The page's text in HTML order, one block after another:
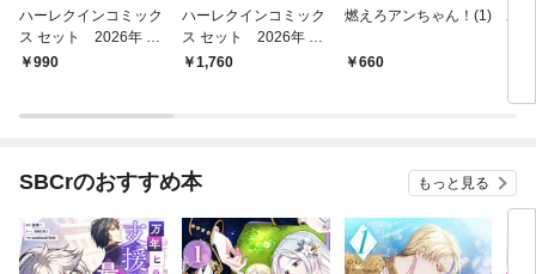
ハーレクインコミック
ス セット 2026年 vo
l.785
990
ハーレクインコミック
ス セット 2026年 vo
l.903
1,760
燃えろアンちゃん！(1)
660
ボ
SBCrのおすすめ本 もっと見る